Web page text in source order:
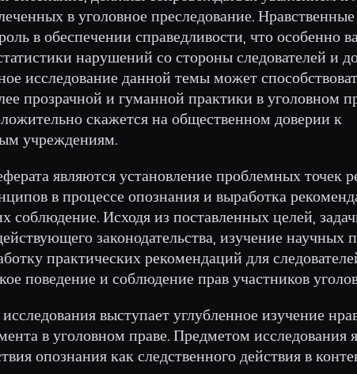
в уголовное преследование.
в обеспечении справедливости, что особенно
нарушений со стороны следователей и
исследование данной темы может
прозрачной и гуманной практики в уголовном
скажется на общественном доверии к
учреждениям.
являются установление проблемных точек
в процессе опознания и выработка
соблюдение. Исходя из поставленных целей,
законодательства, изучение научных
практических рекомендаций для
поведение и соблюдение прав участников
выступает углубленное изучение
в уголовном праве. Предметом исследования
опознания как следственного действия в